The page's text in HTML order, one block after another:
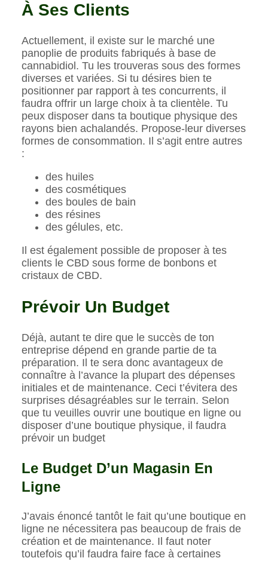
À Ses Clients
Actuellement, il existe sur le marché une
panoplie de produits fabriqués à base de
cannabidiol. Tu les trouveras sous des formes
diverses et variées. Si tu désires bien te
positionner par rapport à tes concurrents, il
faudra offrir un large choix à ta clientèle. Tu
peux disposer dans ta boutique physique des
rayons bien achalandés. Propose-leur diverses
formes de consommation. Il s’agit entre autres
:
des huiles
des cosmétiques
des boules de bain
des résines
des gélules, etc.
Il est également possible de proposer à tes
clients le CBD sous forme de bonbons et
cristaux de CBD.
Prévoir Un Budget
Déjà, autant te dire que le succès de ton
entreprise dépend en grande partie de ta
préparation. Il te sera donc avantageux de
connaître à l’avance la plupart des dépenses
initiales et de maintenance. Ceci t’évitera des
surprises désagréables sur le terrain. Selon
que tu veuilles ouvrir une boutique en ligne ou
disposer d’une boutique physique, il faudra
prévoir un budget
Le Budget D’un Magasin En
Ligne
J’avais énoncé tantôt le fait qu’une boutique en
ligne ne nécessitera pas beaucoup de frais de
création et de maintenance. Il faut noter
toutefois qu’il faudra faire face à certaines